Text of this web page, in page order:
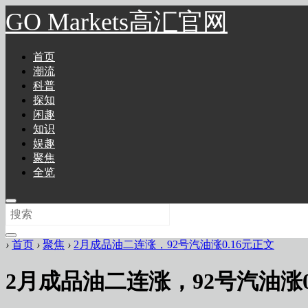
GO Markets高汇官网
首页
潮流
科普
探知
闲趣
知识
娱趣
聚焦
全览
› 首页 › 聚焦 › 2月成品油二连涨，92号汽油涨0.16元正文
2月成品油二连涨，92号汽油涨